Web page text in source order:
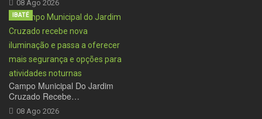
08 Ago 2026
Campo Municipal Do Jardim
Cruzado Recebe…
08 Ago 2026
IBATÉ